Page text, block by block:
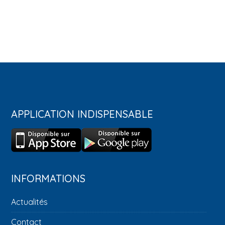
APPLICATION INDISPENSABLE
INFORMATIONS
Actualités
Contact